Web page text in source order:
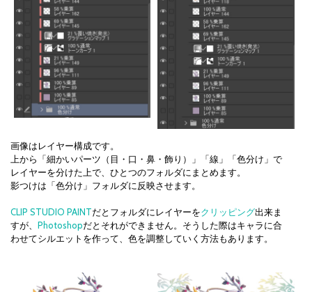
画像はレイヤー構成です。
上から「細かいパーツ（目・口・鼻・飾り）」「線」「色分け」で
レイヤーを分けた上で、ひとつのフォルダにまとめます。
影つけは「色分け」フォルダに反映させます。
CLIP STUDIO PAINTだとフォルダにレイヤーをクリッピング出来ま
すが、 Photoshopだとそれができません。そうした際はキャラに合
わせてシルエットを作って、色を調整していく方法もあります。